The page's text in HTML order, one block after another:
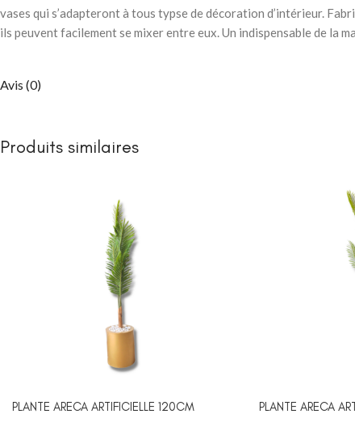
vases qui s’adapteront à tous typse de décoration d’intérieur.
ils peuvent facilement se mixer entre eux. Un indispensable de la
Avis (0)
Produits similaires
PLANTE ARECA ARTIFICIELLE 120CM PLANTE ARECA